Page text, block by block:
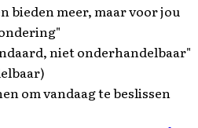
bieden meer, maar voor jou
niet onderhandelbaar"
om vandaag te beslissen